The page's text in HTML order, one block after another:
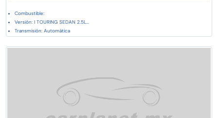
Combustible:
Versión: I TOURING SEDAN 2.5L...
Transmisión: Automática